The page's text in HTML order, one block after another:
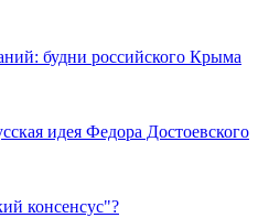
будни российского Крыма
идея Федора Достоевского
консенсус"?